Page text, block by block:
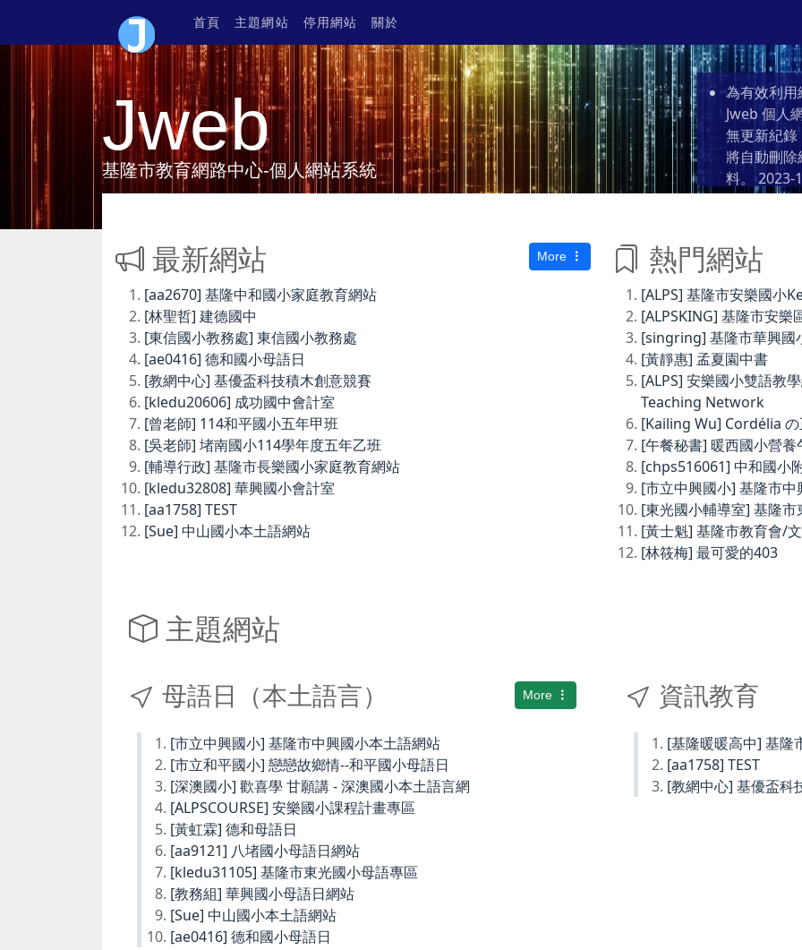
首頁 主題網站 停用網站 關於
Jweb
基隆市教育網路中心-個人網站系統
為有效利
Jweb 個人
無更新紀
將自動刪
料。 2023-
最新網站 More
[aa2670] 基隆中和國小家庭教育網站
[林聖哲] 建德國中
[東信國小教務處] 東信國小教務處
[ae0416] 德和國小母語日
[教網中心] 基優盃科技積木創意競賽
[kledu20606] 成功國中會計室
[曾老師] 114和平國小五年甲班
[吳老師] 堵南國小114學年度五年乙班
[輔導行政] 基隆市長樂國小家庭教育網站
[kledu32808] 華興國小會計室
[aa1758] TEST
[Sue] 中山國小本土語網站
熱門網站
[ALPS] 基隆市安樂國小
[ALPSKING] 基隆市安樂
[singring] 基隆市華興國
[黃靜惠] 孟夏園中書
[ALPS] 安樂國小雙語教
Teaching Network
[Kailing Wu] Cordélia
[午餐秘書] 暖西國小營養
[chps516061] 中和國小
[市立中興國小] 基隆市
[東光國小輔導室] 基隆
[黃士魁] 基隆市教育會/
[林筱梅] 最可愛的403
主題網站
More
母語日（本土語言）
[市立中興國小] 基隆市中興國小本土語網站
[市立和平國小] 戀戀故鄉情--和平國小母語日
[深澳國小] 歡喜學 甘願講 - 深澳國小本土語言網
[ALPSCOURSE] 安樂國小課程計畫專區
[黃虹霖] 德和母語日
[aa9121] 八堵國小母語日網站
[kledu31105] 基隆市東光國小母語專區
[教務組] 華興國小母語日網站
[Sue] 中山國小本土語網站
[ae0416] 德和國小母語日
資訊教育
[基隆暖暖高中] 基隆
[aa1758] TEST
[教網中心] 基優盃科